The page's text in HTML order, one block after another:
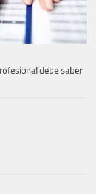
debe saber